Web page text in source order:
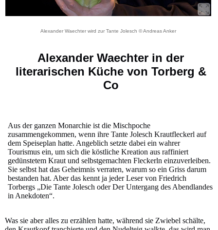
Alexander Waechter wird zur Tante Jolesch © Andreas Anker
Alexander Waechter in der
literarischen Küche von Torberg &
Co
Aus der ganzen Monarchie ist die Mischpoche
zusammengekommen, wenn ihre Tante Jolesch Krautfleckerl auf
dem Speiseplan hatte. Angeblich setzte dabei ein wahrer
Tourismus ein, um sich die köstliche Kreation aus raffiniert
gedünstetem Kraut und selbstgemachten Fleckerln einzuverleiben.
Sie selbst hat das Geheimnis verraten, warum so ein Griss darum
bestanden hat. Aber das kennt ja jeder Leser von Friedrich
Torbergs „Die Tante Jolesch oder Der Untergang des Abendlandes
in Anekdoten“.
Was sie aber alles zu erzählen hatte, während sie Zwiebel schälte,